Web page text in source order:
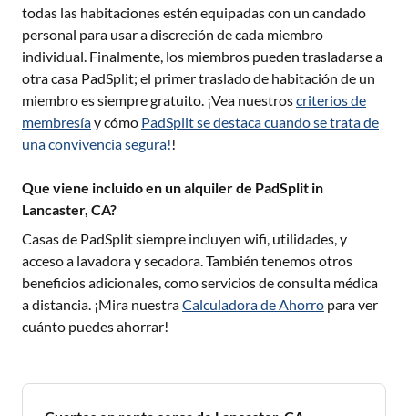
todas las habitaciones estén equipadas con un candado
personal para usar a discreción de cada miembro
individual. Finalmente, los miembros pueden trasladarse a
otra casa PadSplit; el primer traslado de habitación de un
miembro es siempre gratuito. ¡Vea nuestroscriterios de
membresíay cómo PadSplit se destaca cuando se trata de
una convivencia segura!!
Que viene incluido en un alquiler de PadSplit in
Lancaster, CA?
Casas de PadSplit siempre incluyen wifi, utilidades, y
acceso a lavadora y secadora. También tenemos otros
beneficios adicionales, como servicios de consulta médica
a distancia. ¡Mira nuestraCalculadora de Ahorro para ver
cuánto puedes ahorrar!